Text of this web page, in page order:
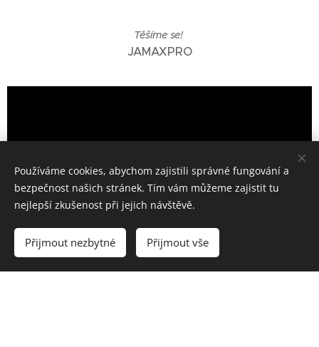
Těšíme se!
JAMAXPRO
Používáme cookies, abychom zajistili správné fungování a
bezpečnost našich stránek. Tím vám můžeme zajistit tu
nejlepší zkušenost při jejich návštěvě.
Přijmout nezbytné Přijmout vše